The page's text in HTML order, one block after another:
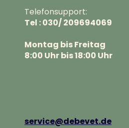
Telefonsupport:
Tel : 030/ 209694069
Montag bis Freitag
8:00 Uhr bis 18:00 Uhr
service@debevet.de